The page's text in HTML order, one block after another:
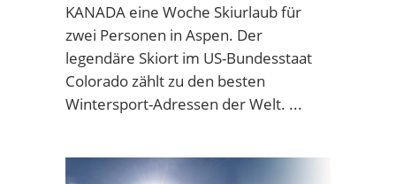
KANADA eine Woche Skiurlaub für
zwei Personen in Aspen. Der
legendäre Skiort im US-Bundesstaat
Colorado zählt zu den besten
Wintersport-Adressen der Welt.